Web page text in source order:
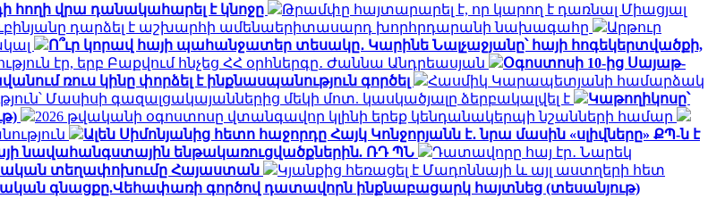
հողի վրա դանակահարել է կնոջը
Թրամփը հայտարարել է, որ կարող է դառնալ Միացյալ
դարձել է աշխարհի ամենաերիտասարդ խորհրդարանի նախագահը
Արթուր
Ո՞ւր կորավ հայի պահանջատեր տեսակը․ Կարինե Նալչաջյանը՝ հայի հոգեկերտվածքի,
էր, երբ Բաքվում հնչեց ՀՀ օրհներգը․ Ժաննա Անդրեասյան
Օգոստոսի 10-ից Սայաթ-
ռուս կինը փորձել է ինքնասպանություն գործել
Հասմիկ Կարապետյանի համարձակ
Մասիսի գազալցակայաններից մեկի մոտ. կասկածյալը ձերբակալվել է
Կաթողիկոսը՝
2026 թվականի օգոստոսը վտանգավոր կլինի երեք կենդանակերպի նշանների համար
Ալեն Սիմոնյանից հետո հաջորդը Հայկ Կոնջորյանն է․ նրա մասին «սլիվները» ՔՊ-ն է
նավահանգստային ենթակառուցվածքներին. ՌԴ ՊՆ
Դատավորը հայ էր․ Նարեկ
տեղափոխումը Հայաստան
Կյանքից հեռացել է Մադոննայի և այլ աստղերի հետ
գնացքը.Վեհափառի գործով դատավորն ինքնաբացարկ հայտնեց (տեսանյութ)